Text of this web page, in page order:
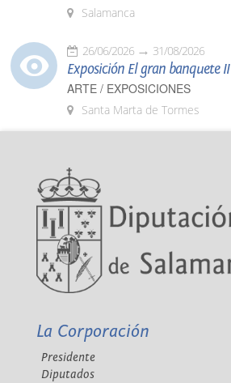
Salamanca
26/06/2026 31/08/2026
Exposición El gran banquete II
ARTE / EXPOSICIONES
Santa Marta de Tormes
La Corporación
Presidente
Diputados